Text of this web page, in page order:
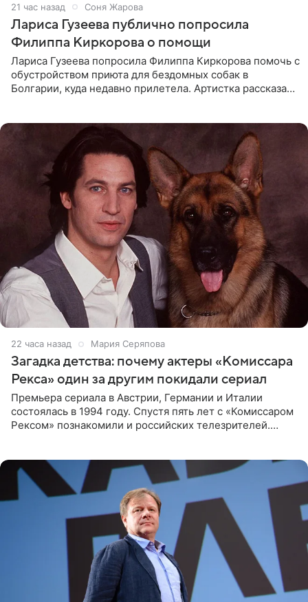
21 час назад Соня Жарова
Лариса Гузеева публично попросила
Филиппа Киркорова о помощи
Лариса Гузеева попросила Филиппа Киркорова помочь с
обустройством приюта для бездомных собак в
Болгарии, куда недавно прилетела. Артистка рассказала
22 часа назад Мария Серяпова
Загадка детства: почему актеры «Комиссара
Рекса» один за другим покидали сериал
Премьера сериала в Австрии, Германии и Италии
состоялась в 1994 году. Спустя пять лет с «Комиссаром
Рексом» познакомили и российских телезрителей.